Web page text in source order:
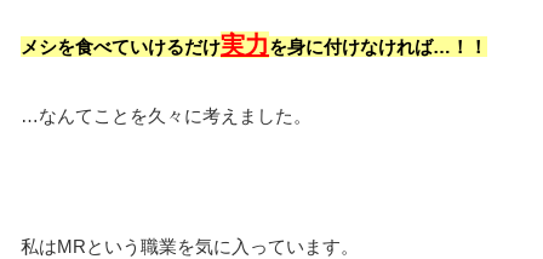
メシを食べていけるだけ実力を身に付けなければ…！！
…なんてことを久々に考えました。
私はMRという職業を気に入っています。